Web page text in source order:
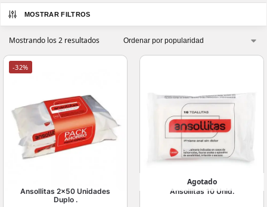
MOSTRAR FILTROS
Mostrando los 2 resultados
-32%
Ansollitas 2×50 Unidades
Duplo .
Agotado
Ansollitas 10 Unid.